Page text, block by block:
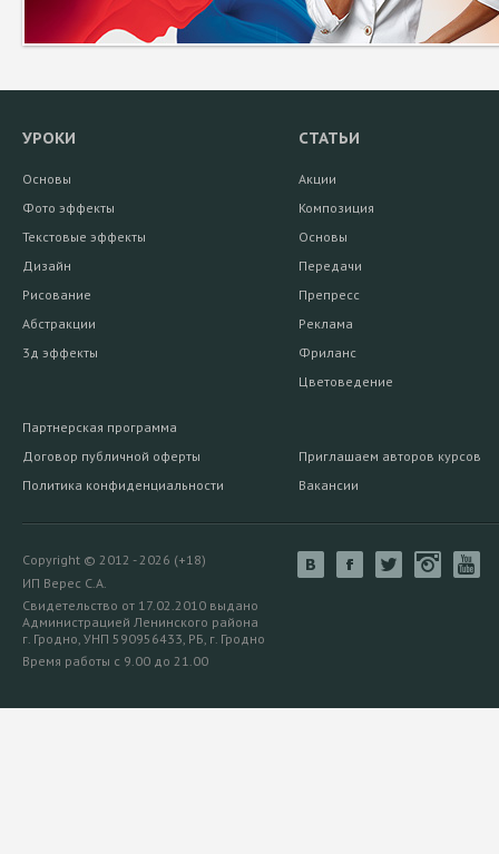
УРОКИ
Основы
Фото эффекты
Текстовые эффекты
Дизайн
Рисование
Абстракции
3д эффекты
СТАТЬИ
Акции
Композиция
Основы
Передачи
Препресс
Реклама
Фриланс
Цветоведение
Партнерская программа
Договор публичной оферты
Политика конфиденциальности
Приглашаем авторов курсов
Вакансии
Copyright © 2012 - 2026 (+18)
ИП Верес С.А.
Свидетельство от 17.02.2010 выдано
Администрацией Ленинского района
г. Гродно, УНП 590956433, РБ, г. Гродно
Время работы с 9.00 до 21.00